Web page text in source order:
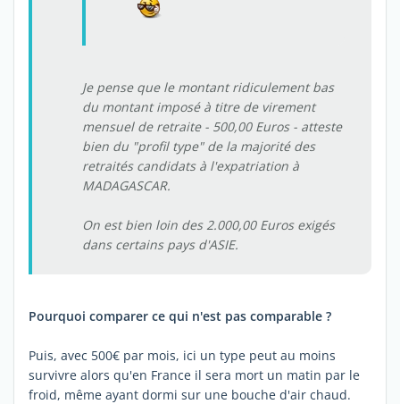
Je pense que le montant ridiculement bas
du montant imposé à titre de virement
mensuel de retraite - 500,00 Euros - atteste
bien du "profil type" de la majorité des
retraités candidats à l'expatriation à
MADAGASCAR.
On est bien loin des 2.000,00 Euros exigés
dans certains pays d'ASIE.
Pourquoi comparer ce qui n'est pas comparable ?
Puis, avec 500€ par mois, ici un type peut au moins
survivre alors qu'en France il sera mort un matin par le
froid, même ayant dormi sur une bouche d'air chaud.